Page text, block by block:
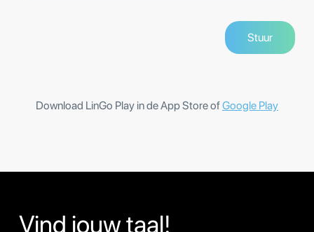
Download LinGo Play in de App Store ofGoogle Play
Vind jouw taal!